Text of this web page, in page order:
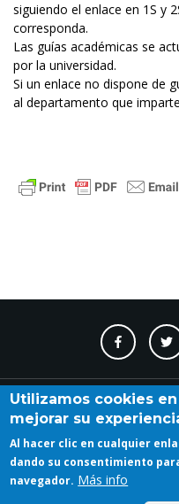
siguiendo el enlace en 1S y
corresponda.
Las guías académicas se
por la universidad.
Si un enlace no dispone de
al departamento que
Contacto Accesibilidad
Utilizamos cookies
mejorar su
Al hacer clic en cualquier
dando su consentimiento
navegador. Más info